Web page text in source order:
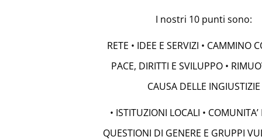
I nostri 10 punti sono:
RETE • IDEE E SERVIZI • CAMMINO
PACE, DIRITTI E SVILUPPO •
CAUSA DELLE INGIUSTIZIE
• ISTITUZIONI LOCALI • COMUNITA’
QUESTIONI DI GENERE E GRUPPI